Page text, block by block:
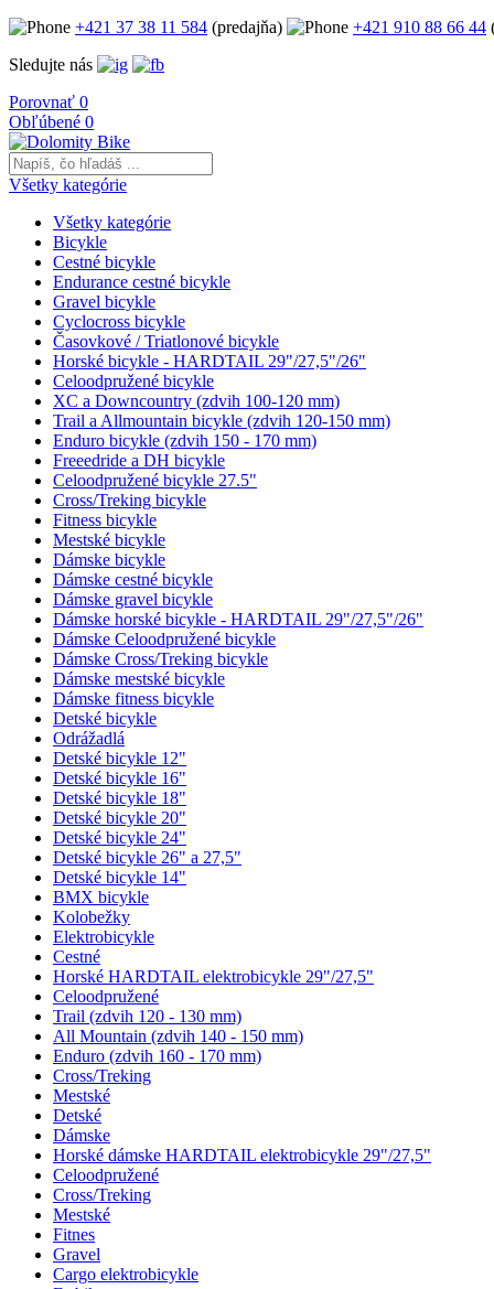
+421 37 38 11 584 (predajňa) +421 910 88 66 44
Sledujte nás
Porovnať 0
Obľúbené 0
Všetky kategórie
Všetky kategórie
Bicykle
Cestné bicykle
Endurance cestné bicykle
Gravel bicykle
Cyclocross bicykle
Časovkové / Triatlonové bicykle
Horské bicykle - HARDTAIL 29"/27,5"/26"
Celoodpružené bicykle
XC a Downcountry (zdvih 100-120 mm)
Trail a Allmountain bicykle (zdvih 120-150 mm)
Enduro bicykle (zdvih 150 - 170 mm)
Freeedride a DH bicykle
Celoodpružené bicykle 27.5"
Cross/Treking bicykle
Fitness bicykle
Mestské bicykle
Dámske bicykle
Dámske cestné bicykle
Dámske gravel bicykle
Dámske horské bicykle - HARDTAIL 29"/27,5"/26"
Dámske Celoodpružené bicykle
Dámske Cross/Treking bicykle
Dámske mestské bicykle
Dámske fitness bicykle
Detské bicykle
Odrážadlá
Detské bicykle 12"
Detské bicykle 16"
Detské bicykle 18"
Detské bicykle 20"
Detské bicykle 24"
Detské bicykle 26" a 27,5"
Detské bicykle 14"
BMX bicykle
Kolobežky
Elektrobicykle
Cestné
Horské HARDTAIL elektrobicykle 29"/27,5"
Celoodpružené
Trail (zdvih 120 - 130 mm)
All Mountain (zdvih 140 - 150 mm)
Enduro (zdvih 160 - 170 mm)
Cross/Treking
Mestské
Detské
Dámske
Horské dámske HARDTAIL elektrobicykle 29"/27,5"
Celoodpružené
Cross/Treking
Mestské
Fitnes
Gravel
Cargo elektrobicykle